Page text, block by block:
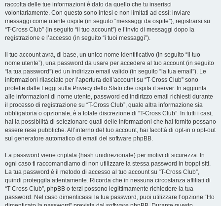
raccolta delle tue informazioni è dato da quello che tu inserisci
volontariamente. Con questo sono intesi e non limitati ad essi: inviare
messaggi come utente ospite (in seguito “messaggi da ospite”), registrarsi su
“T-Cross Club” (in seguito “il tuo account”) e l’invio di messaggi dopo la
registrazione e l’accesso (in seguito “i tuoi messaggi”).
Il tuo account avrà, di base, un unico nome identificativo (in seguito “il tuo
nome utente”), una password da usare per accedere al tuo account (in seguito
“la tua password”) ed un indirizzo email valido (in seguito “la tua email”). Le
informazioni rilasciate per l’apertura dell’account su “T-Cross Club” sono
protette dalle Leggi sulla Privacy dello Stato che ospita il server. In aggiunta
alle informazioni di nome utente, password ed indirizzo email richiesti durante
il processo di registrazione su “T-Cross Club”, quale altra informazione sia
obbligatoria o opzionale, è a totale discrezione di “T-Cross Club”. In tutti i casi,
hai la possibilità di selezionare quali delle informazioni che hai fornito possano
essere rese pubbliche. All’interno del tuo account, hai facoltà di opt-in o opt-out
sul generatore automatico di email del software phpBB.
La password viene criptata (hash unidirezionale) per motivi di sicurezza. In
ogni caso ti raccomandiamo di non utilizzare la stessa password in troppi siti.
La tua password è il metodo di accesso al tuo account su “T-Cross Club”,
quindi proteggila attentamente. Ricorda che in nessuna circostanza affiliati di
“T-Cross Club”, phpBB o terzi possono legittimamente richiedere la tua
password. Nel caso dimenticassi la tua password, puoi utilizzare l’opzione “Ho